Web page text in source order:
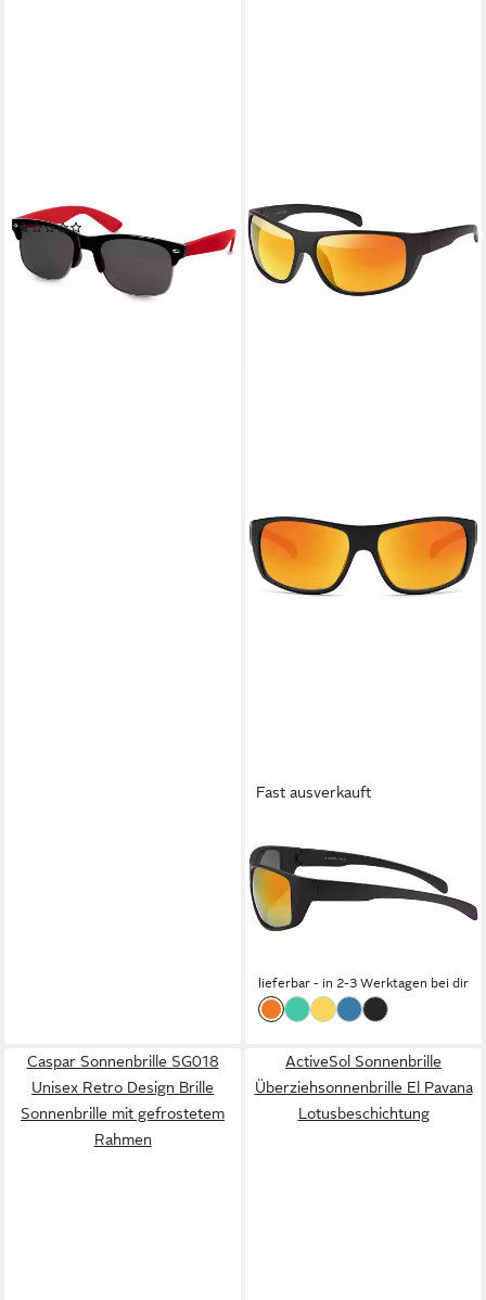
Retro Design Sonnenbrille
(1)
14,90 €
lieferbar - in 2-3 Werktagen bei dir
+14
Fast ausverkauft
Sonnenbrille Sportliche
Sonnenbrille (1-St) mit
schwarzen Linsen
11,95 €
lieferbar - in 2-3 Werktagen bei dir
Caspar Sonnenbrille SG018
Unisex Retro Design Brille
Sonnenbrille mit gefrostetem
Rahmen
ActiveSol Sonnenbrille
Überziehsonnenbrille El Pavana
Lotusbeschichtung